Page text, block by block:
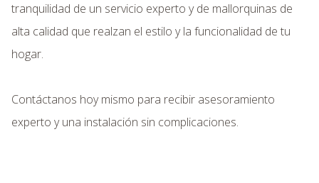
tranquilidad de un servicio experto y de mallorquinas de
alta calidad que realzan el estilo y la funcionalidad de tu
hogar.
Contáctanos hoy mismo para recibir asesoramiento
experto y una instalación sin complicaciones.